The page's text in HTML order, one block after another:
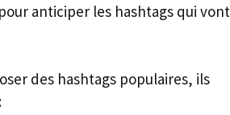
anticiper les hashtags qui vont
des hashtags populaires, ils